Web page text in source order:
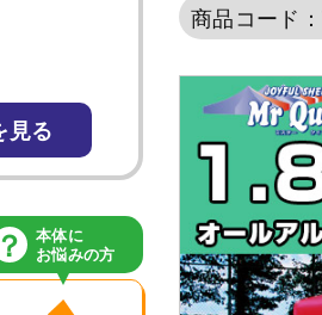
スチー
オール
1方幕
自治
地鎮祭用
商品コード
見る
本体に
お悩みの方